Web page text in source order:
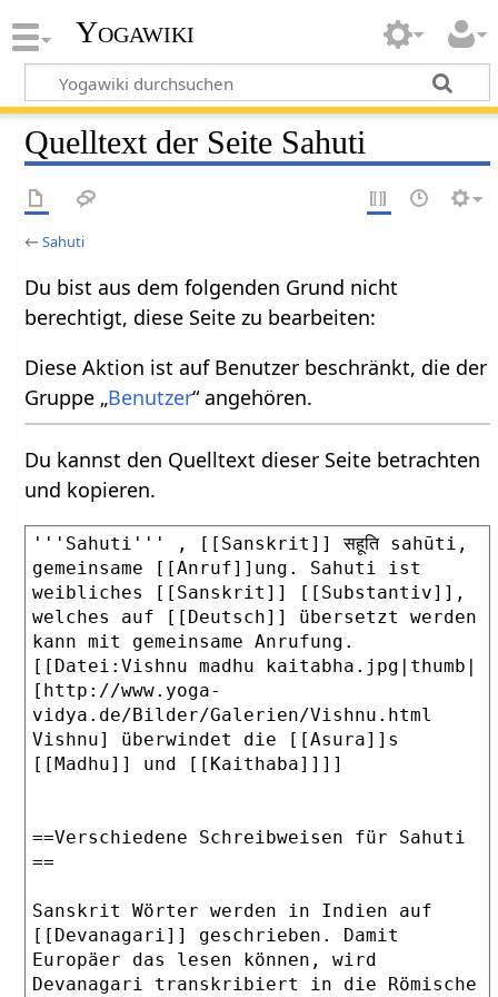
Yogawiki
Quelltext der Seite Sahuti
←Sahuti
Du bist aus dem folgenden Grund nicht
berechtigt, diese Seite zu bearbeiten:
Diese Aktion ist auf Benutzer beschränkt, die der
Gruppe „Benutzer“ angehören.
Du kannst den Quelltext dieser Seite betrachten
und kopieren.